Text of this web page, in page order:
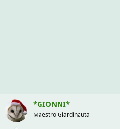
*GIONNI*
Maestro Giardinauta